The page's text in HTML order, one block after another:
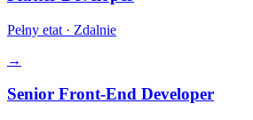
Pełny etat · Zdalnie
→
Senior Front-End Developer